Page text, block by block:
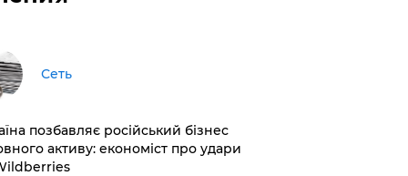
Сеть
позбавляє російський бізнес
активу: економіст про удари